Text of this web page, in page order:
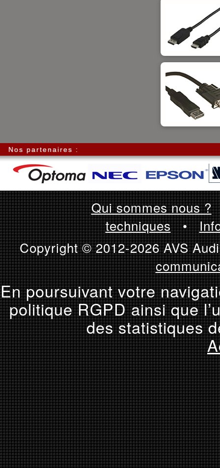
Nos partenaires :
Qui sommes nous ?
techniques•
Copyright © 2012-2026 AVS
En poursuivant votre
politique RGPD ainsi que
des statistiques